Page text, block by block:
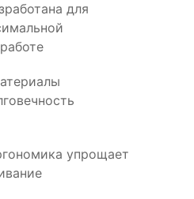
для
упрощает